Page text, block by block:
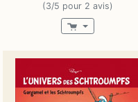
(3/5 pour 2 avis)